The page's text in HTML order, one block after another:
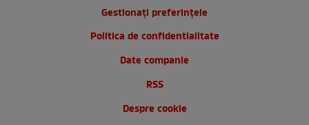
Gestionați preferințele
Politica de confidentialitate
Date companie
RSS
Despre cookie